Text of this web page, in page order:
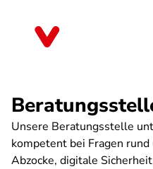
Unsere Beratungsstelle
kompetent bei Fragen
Abzocke, digitale